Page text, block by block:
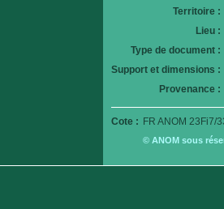
Territoire :
Lieu :
Type de document :
Support et dimensions :
Provenance :
Cote : FR ANOM 23Fi7/
© ANOM sous